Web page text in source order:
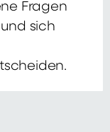
Fragen
sich